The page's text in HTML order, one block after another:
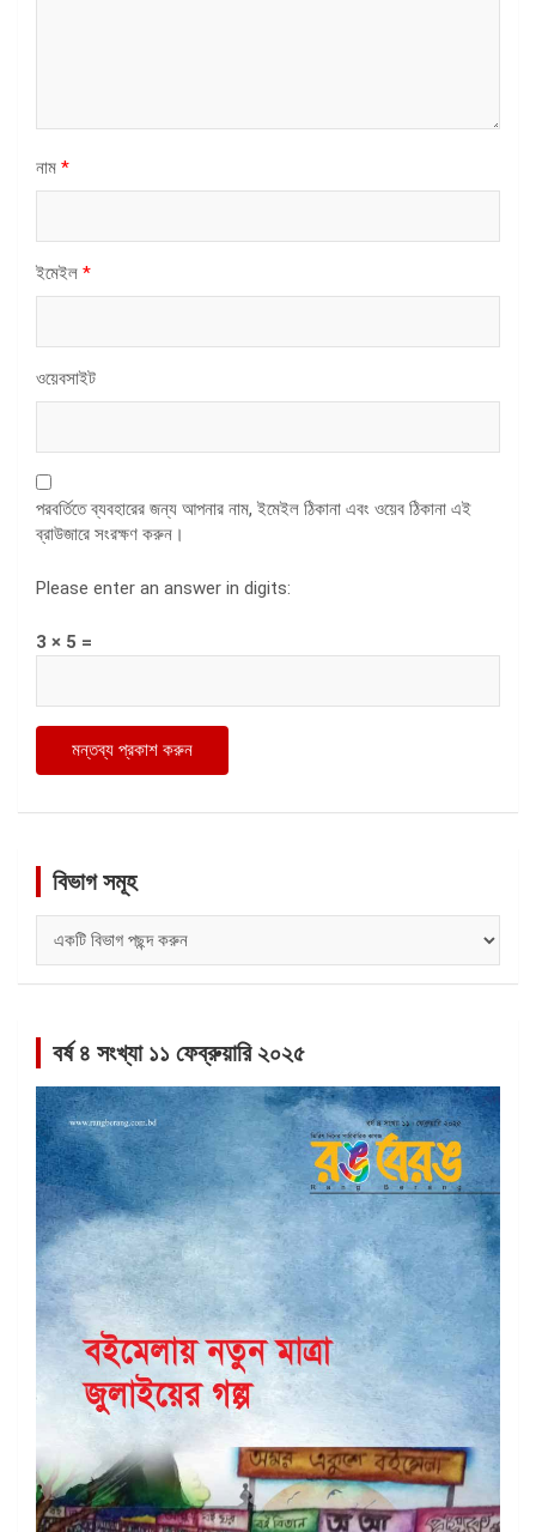
নাম *
ইমেইল *
ওয়েবসাইট
পরবর্তিতে ব্যবহারের জন্য আপনার নাম, ইমেইল ঠিকানা এবং ওয়েব ঠিকানা এই
ব্রাউজারে সংরক্ষণ করুন।
Please enter an answer in digits:
3 × 5 =
বিভাগ সমূহ
সমূহ
বর্ষ ৪ সংখ্যা ১১ ফেব্রুয়ারি ২০২৫